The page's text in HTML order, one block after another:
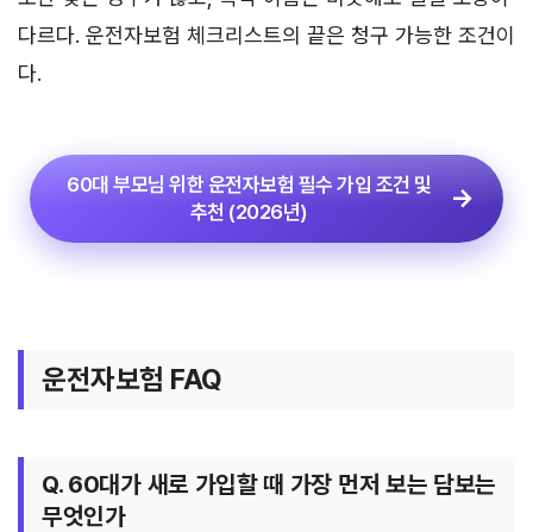
다르다. 운전자보험 체크리스트의 끝은 청구 가능한 조건이
다.
60대 부모님 위한 운전자보험 필수 가입 조건 및
추천 (2026년)
운전자보험 FAQ
Q. 60대가 새로 가입할 때 가장 먼저 보는 담보는
무엇인가